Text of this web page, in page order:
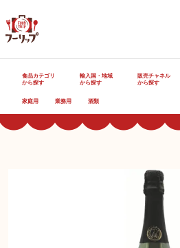
食品カテゴリ
から探す
輸入国・地域
から探す
販売チャネル
から探す
家庭用 業務用 酒類